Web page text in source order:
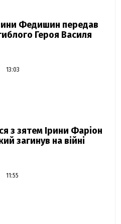
Федишин передав
Героя Василя
13:03
з зятем Ірини Фаріон
загинув на війні
11:55